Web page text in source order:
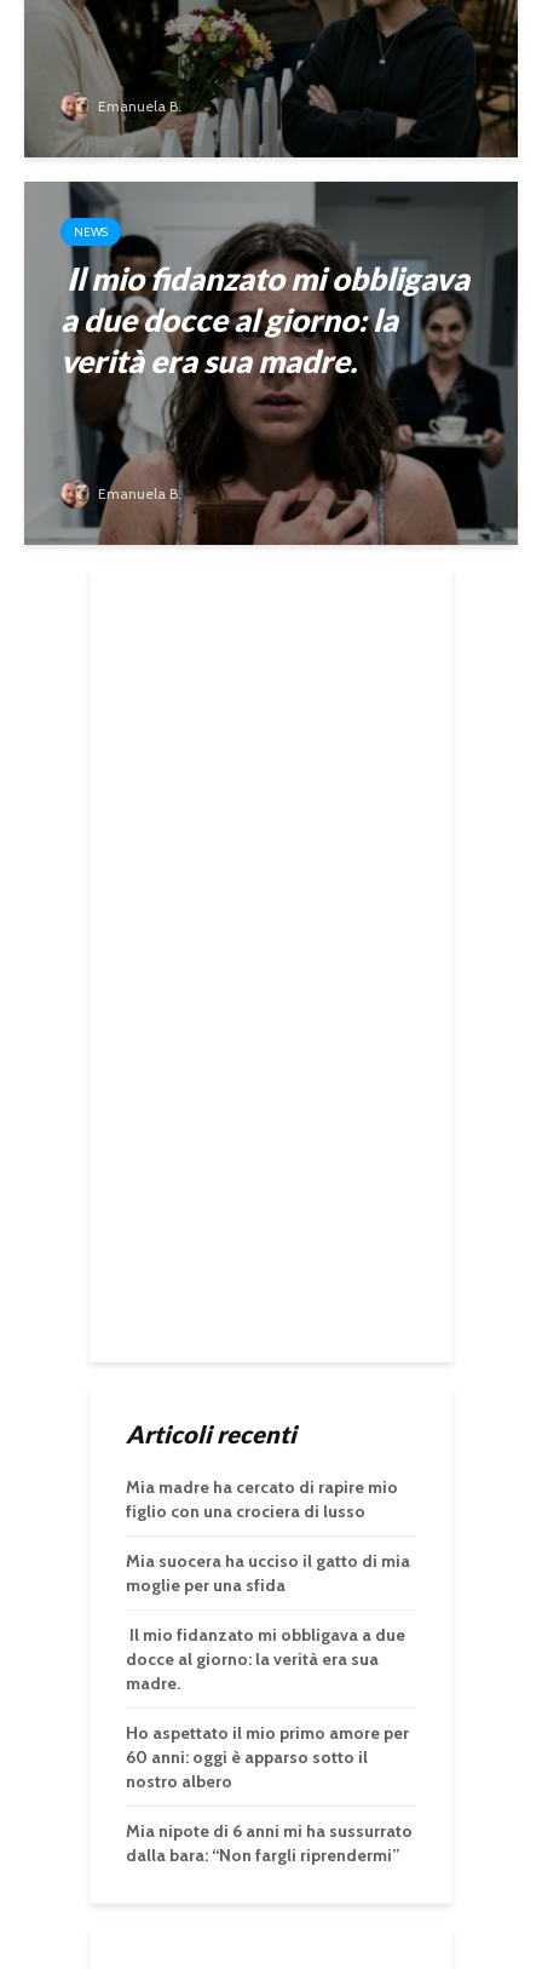
Emanuela B.
NEWS
Il mio fidanzato mi obbligava
a due docce al giorno: la
verità era sua madre.
Emanuela B.
Articoli recenti
Mia madre ha cercato di rapire mio
figlio con una crociera di lusso
Mia suocera ha ucciso il gatto di mia
moglie per una sfida
Il mio fidanzato mi obbligava a due
docce al giorno: la verità era sua
madre.
Ho aspettato il mio primo amore per
60 anni: oggi è apparso sotto il
nostro albero
Mia nipote di 6 anni mi ha sussurrato
dalla bara: “Non fargli riprendermi”